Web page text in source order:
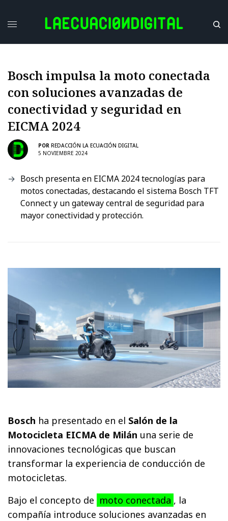
Bosch impulsa la moto conectada
con soluciones avanzadas de
conectividad y seguridad en
EICMA 2024
POR REDACCIÓN LA ECUACIÓN DIGITAL
5 NOVIEMBRE 2024
Bosch presenta en EICMA 2024 tecnologías para
motos conectadas, destacando el sistema Bosch TFT
Connect y un gateway central de seguridad para
mayor conectividad y protección.
Bosch ha presentado en el Salón de la
Motocicleta EICMA de Milán una serie de
innovaciones tecnológicas que buscan
transformar la experiencia de conducción de
motocicletas.
Bajo el concepto de moto conectada , la
compañía introduce soluciones avanzadas en